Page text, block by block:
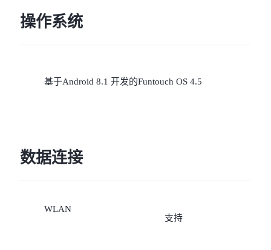
操作系统
基于Android 8.1 开发的Funtouch OS 4.5
数据连接
WLAN
支持